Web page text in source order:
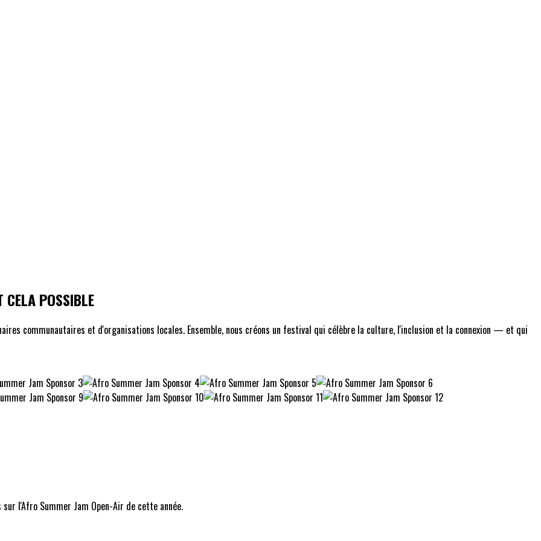
CELA POSSIBLE
communautaires et d'organisations locales. Ensemble, nous créons un festival qui célèbre la culture, l'inclusion et la connexion — et qui
l'Afro Summer Jam Open-Air de cette année.